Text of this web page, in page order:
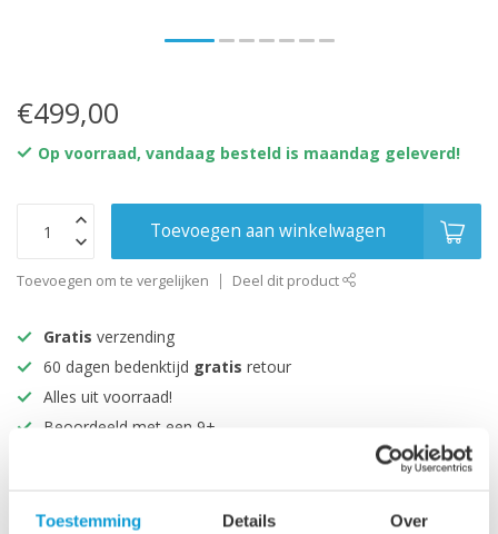
Toestemming Details Over
€499,00
Op voorraad, vandaag besteld is maandag geleverd!
Toevoegen aan winkelwagen
Toevoegen om te vergelijken Deel dit product
Gratis verzending
60 dagen bedenktijd gratis retour
Alles uit voorraad!
Beoordeeld met een 9+